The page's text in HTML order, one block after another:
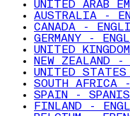
UNITED ARAB
AUSTRALIA -
CANADA -
GERMANY -
UNITED
NEW ZEALAND -
UNITED
SOUTH AFRICA
SPAIN -
FINLAND -